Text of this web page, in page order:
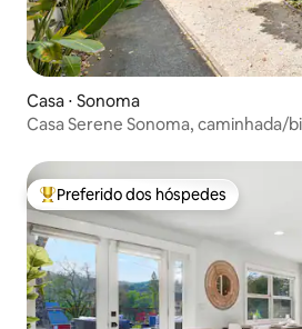
Casa ⋅ Sonoma
Casa Serene Sonoma, caminhada/
Entre os melhores preferidos dos
Preferido dos hóspedes